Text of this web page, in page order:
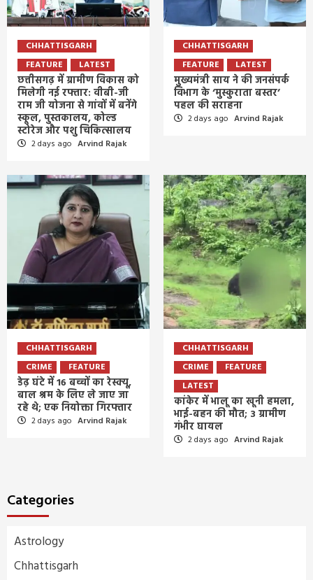
CHHATTISGARH
FEATURE
LATEST
छत्तीसगढ़ में ग्रामीण विकास को
मिलेगी नई रफ्तार: वीबी-जी
राम जी योजना से गांवों में बनेंगे
स्कूल, पुस्तकालय, कोल्ड
स्टोरेज और पशु चिकित्सालय
2 days ago Arvind Rajak
CHHATTISGARH
FEATURE
LATEST
मुख्यमंत्री साय ने की जनसंपर्क
विभाग के ‘मुस्कुराता बस्तर’
पहल की सराहना
2 days ago Arvind Rajak
CHHATTISGARH
CRIME
FEATURE
डेढ़ घंटे में 16 बच्चों का रेस्क्यू,
बाल श्रम के लिए ले जाए जा
रहे थे; एक नियोक्ता गिरफ्तार
2 days ago Arvind Rajak
CHHATTISGARH
CRIME
FEATURE
LATEST
कांकेर में भालू का खूनी हमला,
भाई-बहन की मौत; 3 ग्रामीण
गंभीर घायल
2 days ago Arvind Rajak
Categories
Astrology
Chhattisgarh